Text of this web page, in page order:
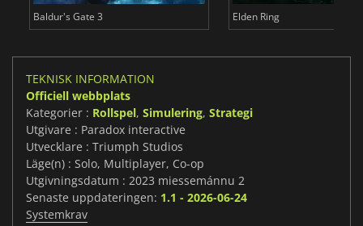
Baldur's Gate 3 Elden Ring
TEKNISK INFORMATION
Officiell webbplats
Kategorier : Rollspel, Simulering, Strategi
Utgivare : Paradox interactive
Utvecklare : Triumph Studios
Läge(n) : Solo, Multiplayer, Co-op
Utgivningsdatum : 2023 miessemánnu 2
Senaste uppdateringen: 1.1 - 2026-06-24
Systemkrav